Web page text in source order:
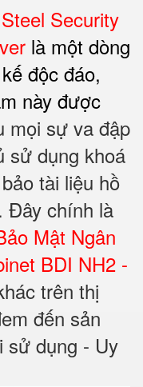
Security
là một dòng
độc đáo,
này được
mọi sự va đập
sử dụng khoá
tài liệu hồ
Đây chính là
Mật Ngân
BDI NH2 -
trên thị
đến sản
sử dụng - Uy